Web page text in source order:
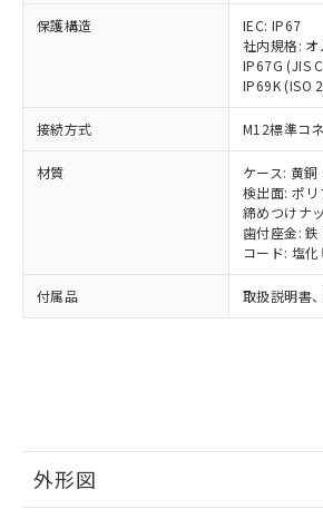
保護構造
IEC: IP67
社内規格:
IP67G (JIS
IP69K (ISO
接続方式 M12標準コ
材質
ケース: 黄
検出面: ポ
締めつけナ
歯付座金:
コード: 塩
付属品 取扱説明書
外形図
覧された時点での実際の
準価格とは異なる場合が
正式な納期状況および標
様のお取引先、またはお
ムロン制御機器販売店・
ご相談ください。
オムロン制御機器販売店
販売ネットワーク
在庫状況および標準価格
事前の承諾なく第三者に
示しないようお願いします
マイパーツ機能（部品リ
および当社の共同利用者
ミウム(Cd) 100ppm以下、
六価クロム(Cr(Ⅵ)) 1000ppm以下、ポリ
類(PBB) 1000ppm以下、ポリ臭化ジフェ
(PBDE) 1000ppm以下、フタル酸ビス
ル) (DEHP)(別名：DOP) 1000ppm以下
ルベンジル（BBP） 1000ppm以下、フ
（DBP） 1000ppm以下、フタル酸ジ
(DIBP) 1000ppm以下
但し、RoHS指令で産業用監視および制
フタル酸エステル類の４物質については
図的な使用がないことを確認しています
部品在庫の切り替え状況など
月が前後することがあります。
とができます。
Pb(鉛) :1000ppm、 Hg(水銀) :
ム) : 100ppm、
Cr(Ⅵ)(六価クロム) : 1000ppm、 PBBs(
ニル類) : 1000ppm、 PBDEs(ポリ臭化
DBP(フタル酸ジブチル) : 1000ppm、
イソブチル) : 1000ppm、 BBP(フタル
ル) : 1000ppm、
DEHP(フタル酸ビス(2-エチルヘキシル
※2 環境保護使用期限
「ｅ」：有害物質（10物質）
準値以下であることを示します
「10」：通常の使用状況下に
質が外部に漏えいし、環境に深
可)を取得するなどの必要
当社は規制貨物を破棄す
全に破砕するなど、違法
いよう必要な手段を講じ
当社は貴社製品を、核兵
ル、化学兵器、生物兵器
武器並びにこれらの製造
使用いたしません。
当社は、貴社製品を第三
場合は、上記1、2および
該第三者に通知します。
販売先および販売に係わ
法に輸出するおそれがあ
一定数以上の在庫あり
一定数には満たない
在庫なし(最新の在庫
いては、お客様のお
たはお客様担当のオ
機器販売店・当社販
認ください)
受注生産機種、また